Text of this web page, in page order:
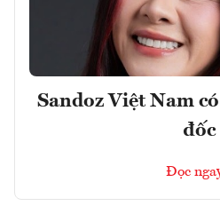
Sandoz Việt Nam
đốc
Đọc